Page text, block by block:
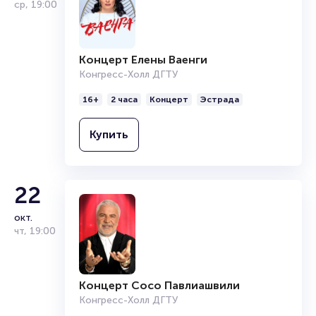
ср, 19:00
Концерт Елены Ваенги
Конгресс-Холл ДГТУ
16+ 2 часа Концерт Эстрада
Купить
22
окт.
чт, 19:00
Концерт Сосо Павлиашвили
Конгресс-Холл ДГТУ